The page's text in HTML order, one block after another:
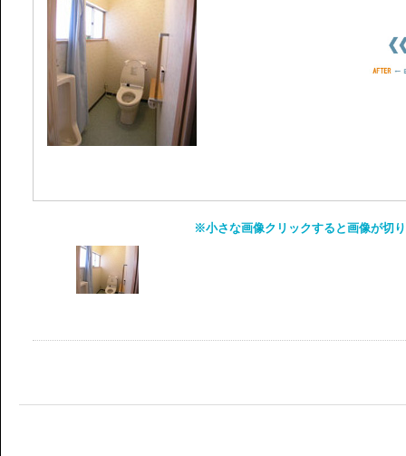
※小さな画像クリックすると画像が切